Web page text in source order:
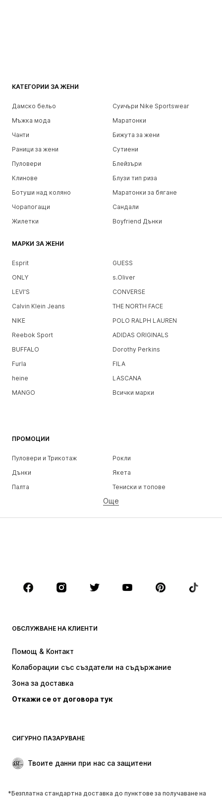
КАТЕГОРИИ ЗА ЖЕНИ
Дамско бельо
Суичъри Nike Sportswear
Мъжка мода
Маратонки
Чанти
Бижута за жени
Раници за жени
Сутиени
Пуловери
Блейзъри
Клинове
Блузи тип риза
Ботуши над коляно
Маратонки за бягане
Чорапогащи
Сандали
Жилетки
Boyfriend Дънки
МАРКИ ЗА ЖЕНИ
Esprit
GUESS
ONLY
s.Oliver
LEVI'S
CONVERSE
Calvin Klein Jeans
THE NORTH FACE
NIKE
POLO RALPH LAUREN
Reebok Sport
ADIDAS ORIGINALS
BUFFALO
Dorothy Perkins
Furla
FILA
heine
LASCANA
MANGO
Всички марки
ПРОМОЦИИ
Пуловери и Трикотаж
Рокли
Дънки
Якета
Палта
Тениски и топове
Бельо
Поли
Блузи и туники
Аксесоари
Premium
НОВО
Пуловери и Трикотаж
Бельо
Палта
Поли
Специални Поводи
ОБУВКИ
Още
ОБСЛУЖВАНЕ НА КЛИЕНТИ
Помощ & Контакт
Колаборации със създатели на съдържание
Зона за доставка
Откажи се от договора тук
СИГУРНО ПАЗАРУВАНЕ
Твоите данни при нас са защитени
*Безплатна стандартна доставка до пунктове за получаване на